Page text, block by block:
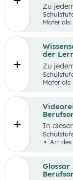
Zu
hier zu
der
Zu
Banken,
hier zu
In
wie sie
wirken
Art
Glossar